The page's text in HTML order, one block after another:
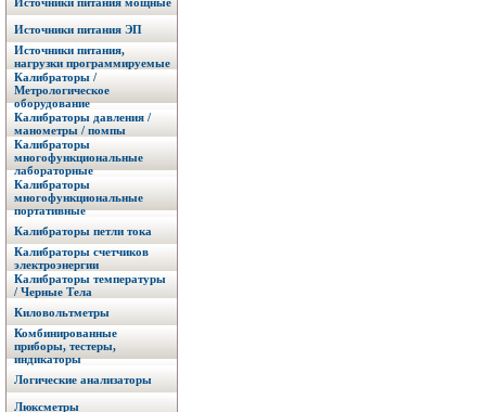
Источники питания ЭП
Источники питания,
нагрузки программируемые
Калибраторы /
Метрологическое
оборудование
Калибраторы давления /
манометры / помпы
Калибраторы
многофункциональные
лабораторные
Калибраторы
многофункциональные
портативные
Калибраторы петли тока
Калибраторы счетчиков
электроэнергии
Калибраторы температуры
/ Черные Тела
Киловольтметры
Комбинированные
приборы, тестеры,
индикаторы
Логические анализаторы
Люксметры